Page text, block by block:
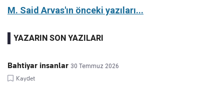
M. Said Arvas'ın önceki yazıları...
YAZARIN SON YAZILARI
Bahtiyar insanlar 30 Temmuz 2026
Kaydet